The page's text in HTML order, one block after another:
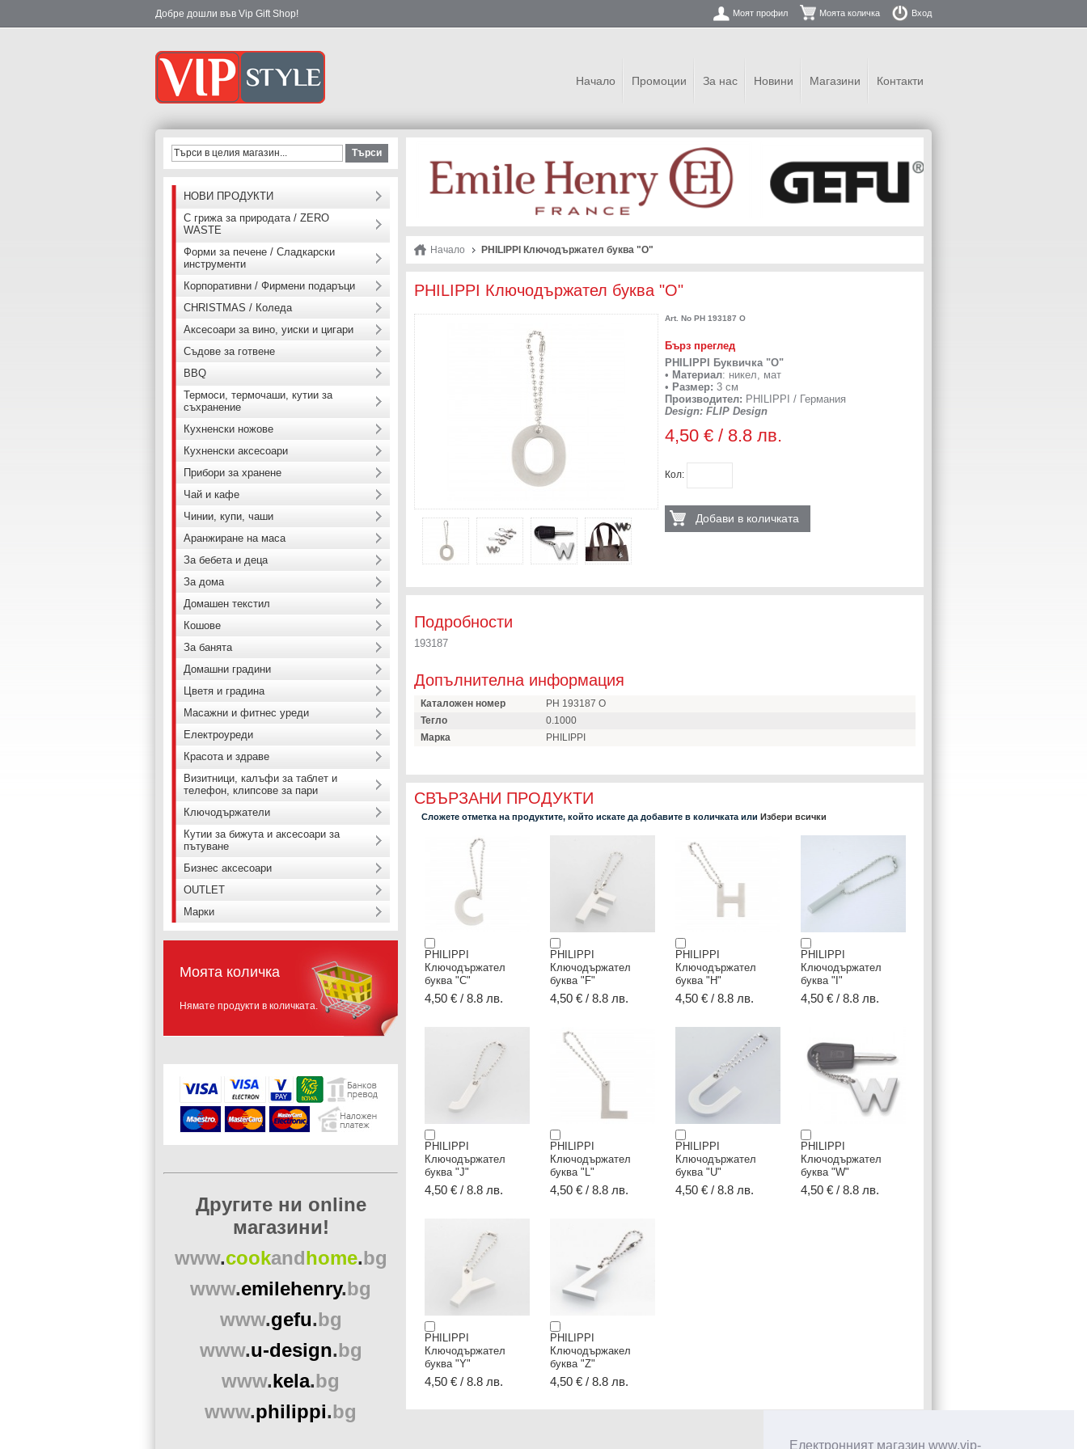
Електронният магазин www.vip-
Добре дошли във Vip Gift Shop! Моят профил Моята количка Вход
Начало Промоции За нас Новини Магазини Контакти
Начало PHILIPPI Ключодържател буква "O"
PHILIPPI Ключодържател буква "O"
Art. No PH 193187 O
Бърз преглед
PHILIPPI Буквичка "O"
• Материал: никел, мат
• Размер: 3 см
Производител: PHILIPPI / Германия
Design: FLIP Design
4,50 € / 8.8 лв.
Кол:
Добави в количката
Подробности
193187
Допълнителна информация
Каталожен номер
PH 193187 O
Тегло
0.1000
Марка
PHILIPPI
СВЪРЗАНИ ПРОДУКТИ
Сложете отметка на продуктите, който искате да добавите в количката или Избери всички
PHILIPPI
Ключодържател
буква "C"
4,50 € / 8.8 лв.
PHILIPPI
Ключодържател
буква "F"
4,50 € / 8.8 лв.
PHILIPPI
Ключодържател
буква "H"
4,50 € / 8.8 лв.
PHILIPPI
Ключодържател
буква "I"
4,50 € / 8.8 лв.
PHILIPPI
Ключодържател
буква "J"
4,50 € / 8.8 лв.
PHILIPPI
Ключодържател
буква "L"
4,50 € / 8.8 лв.
PHILIPPI
Ключодържател
буква "U"
4,50 € / 8.8 лв.
PHILIPPI
Ключодържател
буква "W"
4,50 € / 8.8 лв.
PHILIPPI
Ключодържател
буква "Y"
4,50 € / 8.8 лв.
PHILIPPI
Ключодържакел
буква "Z"
4,50 € / 8.8 лв.
Търси
НОВИ ПРОДУКТИ
С грижа за природата / ZERO
WASTE
Форми за печене / Сладкарски
инструменти
Корпоративни / Фирмени подаръци
CHRISTMAS / Коледа
Аксесоари за вино, уиски и цигари
Съдове за готвене
BBQ
Термоси, термочаши, кутии за
съхранение
Кухненски ножове
Кухненски аксесоари
Прибори за хранене
Чай и кафе
Чинии, купи, чаши
Аранжиране на маса
За бебета и деца
За дома
Домашен текстил
Кошове
За банята
Домашни градини
Цветя и градина
Масажни и фитнес уреди
Електроуреди
Красота и здраве
Визитници, калъфи за таблет и
телефон, клипсове за пари
Ключодържатели
Кутии за бижута и аксесоари за
пътуване
Бизнес аксесоари
OUTLET
Марки
Моята количка
Нямате продукти в количката.
Другите ни online
магазини!
www.cookandhome.bg
www.emilehenry.bg
www.gefu.bg
www.u-design.bg
www.kela.bg
www.philippi.bg